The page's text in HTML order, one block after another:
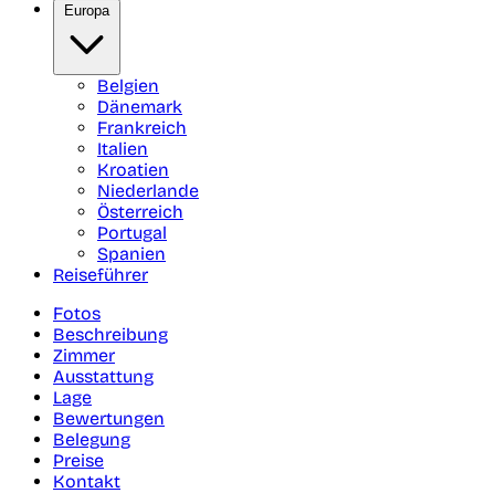
Europa
Belgien
Dänemark
Frankreich
Italien
Kroatien
Niederlande
Österreich
Portugal
Spanien
Reiseführer
Fotos
Beschreibung
Zimmer
Ausstattung
Lage
Bewertungen
Belegung
Preise
Kontakt